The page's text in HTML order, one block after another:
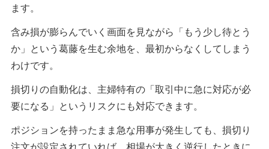
ます。
含み損が膨らんでいく画面を見ながら「もう少し待とう
か」という葛藤を生む余地を、最初からなくしてしまう
わけです。
損切りの自動化は、主婦特有の「取引中に急に対応が必
要になる」というリスクにも対応できます。
ポジションを持ったまま急な用事が発生しても、損切り